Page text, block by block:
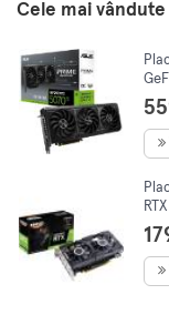
Cele mai